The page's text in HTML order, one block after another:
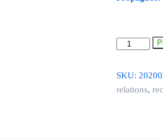
Tvorba
videa
množství
SKU:
relations,